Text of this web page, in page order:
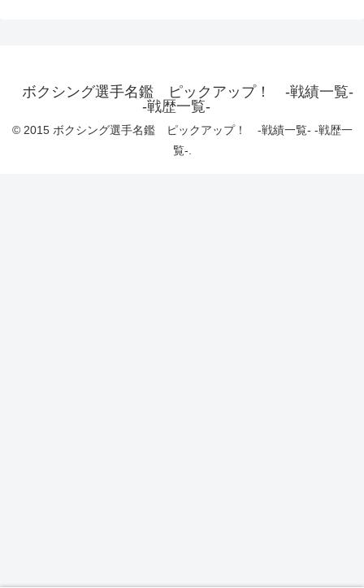
ボクシング選手名鑑 ピックアップ！ -戦績一覧-
-戦歴一覧-
© 2015 ボクシング選手名鑑 ピックアップ！ -戦績一覧- -戦歴一
覧-.